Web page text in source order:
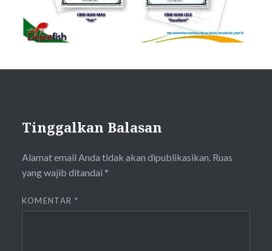
Tinggalkan Balasan
Alamat email Anda tidak akan dipublikasikan. Ruas
yang wajib ditandai *
KOMENTAR *